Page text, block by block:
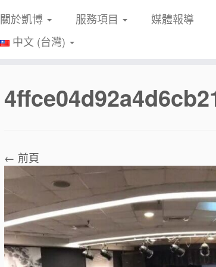
關於凱博 服務項目 媒體報導
中文 (台灣)
← 前頁